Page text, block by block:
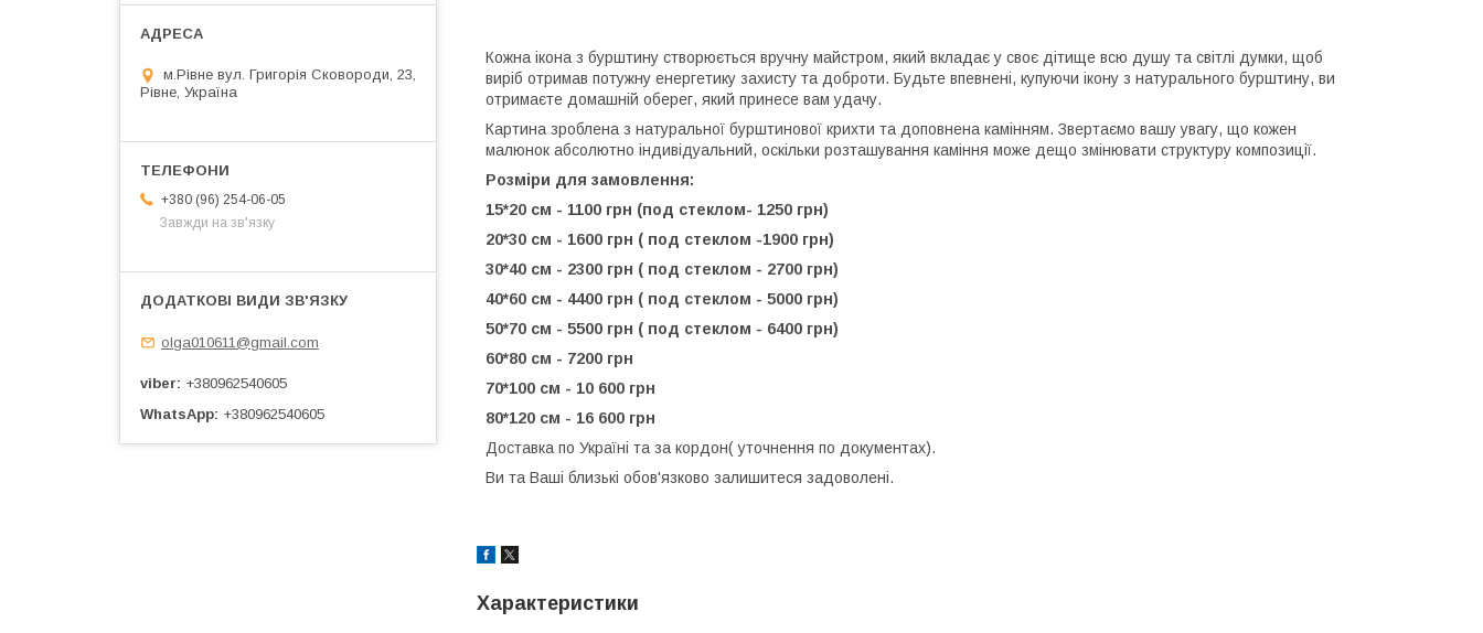
Кожна ікона з бурштину створюється вручну майстром, який вкладає у своє дітище всю душу та світлі думки, щоб
виріб отримав потужну енергетику захисту та доброти. Будьте впевнені, купуючи ікону з натурального бурштину, ви
отримаєте домашній оберег, який принесе вам удачу.
Картина зроблена з натуральної бурштинової крихти та доповнена камінням. Звертаємо вашу увагу, що кожен
малюнок абсолютно індивідуальний, оскільки розташування каміння може дещо змінювати структуру композиції.
Розміри для замовлення:
15*20 см - 1100 грн (под стеклом- 1250 грн)
20*30 см - 1600 грн ( под стеклом -1900 грн)
30*40 см - 2300 грн ( под стеклом - 2700 грн)
40*60 см - 4400 грн ( под стеклом - 5000 грн)
50*70 см - 5500 грн ( под стеклом - 6400 грн)
60*80 см - 7200 грн
70*100 см - 10 600 грн
80*120 см - 16 600 грн
Доставка по Україні та за кордон( уточнення по документах).
Ви та Ваші близькі обов'язково залишитеся задоволені.
Характеристики
м.Рівне вул. Григорія Сковороди, 23,
Рівне, Україна
+380 (96) 254-06-05
Завжди на зв'язку
olga010611@gmail.com
viber
+380962540605
WhatsApp +380962540605